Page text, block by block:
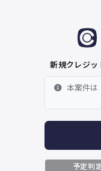
新規クレジ
本案件は
予定判